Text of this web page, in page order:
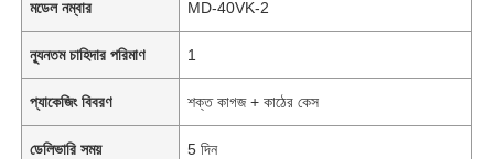
মডেল নম্বার MD-40VK-2
ন্যূনতম চাহিদার পরিমাণ 1
প্যাকেজিং বিবরণ শক্ত কাগজ + কাঠের কেস
ডেলিভারি সময় 5 দিন